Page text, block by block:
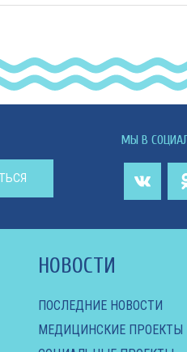
МЫ В
НОВОСТИ
ПОСЛЕДНИЕ НОВОСТИ
МЕДИЦИНСКИЕ ПРОЕКТЫ